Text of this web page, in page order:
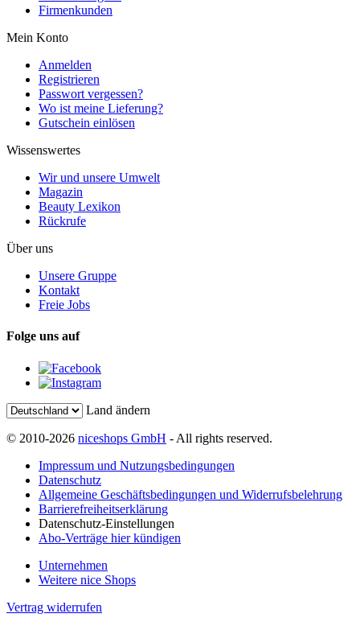
Firmenkunden
Mein Konto
Anmelden
Registrieren
Passwort vergessen?
Wo ist meine Lieferung?
Gutschein einlösen
Wissenswertes
Wir und unsere Umwelt
Magazin
Beauty Lexikon
Rückrufe
Über uns
Unsere Gruppe
Kontakt
Freie Jobs
Folge uns auf
Land ändern
© 2010-2026 niceshops GmbH - All rights reserved.
Impressum und Nutzungsbedingungen
Datenschutz
Allgemeine Geschäftsbedingungen und Widerrufsbelehrung
Barrierefreiheitserklärung
Datenschutz-Einstellungen
Abo-Verträge hier kündigen
Unternehmen
Weitere nice Shops
Vertrag widerrufen